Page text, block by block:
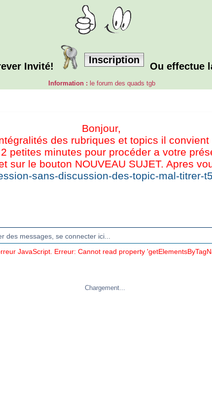
Invité!
Inscription
Ou effectue
Information : le forum des quads tgb
Bonjour,
des rubriques et topics il
petites minutes pour procéder a votre
sur le bouton NOUVEAU SUJET. Apres
sans-discussion-des-topic-mal-titrer-
des messages, se connecter ici...
JavaScript. Erreur: Cannot read property
Chargement...